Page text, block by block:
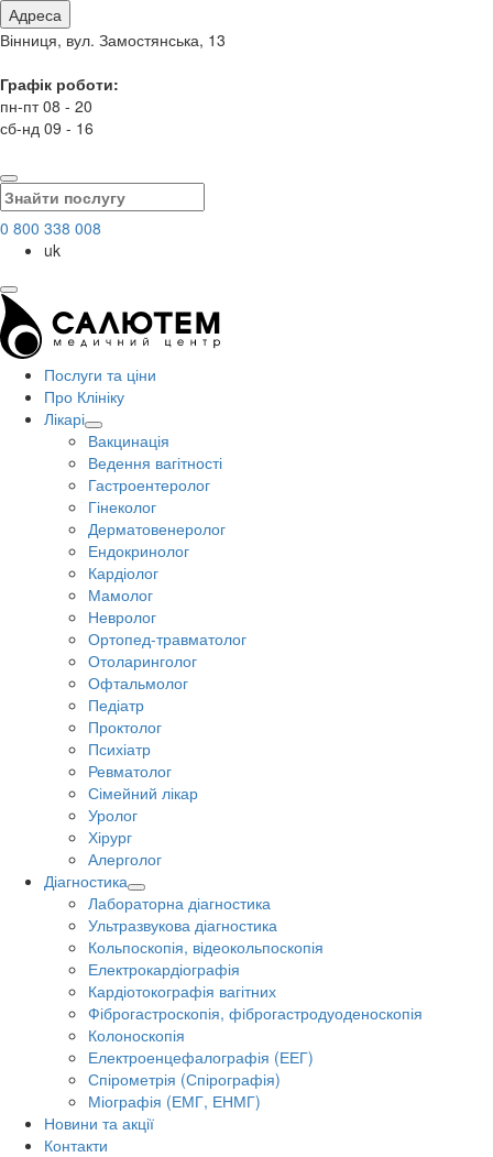
Адреса
Вінниця, вул. Замостянська, 13
Графік роботи:
пн-пт 08 - 20
сб-нд 09 - 16
0 800 338 008
uk
Послуги та ціни
Про Клініку
Лікарі
Вакцинація
Ведення вагітності
Гастроентеролог
Гінеколог
Дерматовенеролог
Ендокринолог
Кардіолог
Мамолог
Невролог
Ортопед-травматолог
Отоларинголог
Офтальмолог
Педіатр
Проктолог
Психіатр
Ревматолог
Сімейний лікар
Уролог
Хірург
Алерголог
Діагностика
Лабораторна діагностика
Ультразвукова діагностика
Кольпоскопія, відеокольпоскопія
Електрокардіографія
Кардіотокографія вагітних
Фіброгастроскопія, фіброгастродуоденоскопія
Колоноскопія
Електроенцефалографія (ЕЕГ)
Спірометрія (Спірографія)
Міографія (ЕМГ, ЕНМГ)
Новини та акції
Контакти